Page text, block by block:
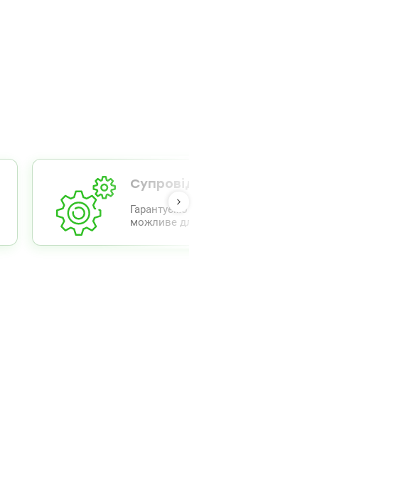
Супровід від А до Я
Гарантуємо повний комплекс супроводу та
можливе для полегшення процесу.